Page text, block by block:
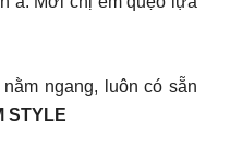
ngang, luôn có sẵn
STYLE